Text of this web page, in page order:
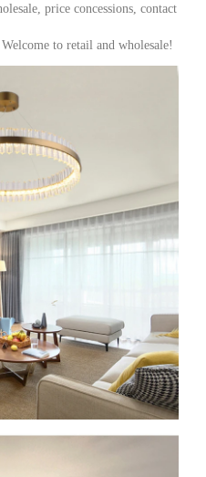
price concessions, contact
to retail and wholesale!